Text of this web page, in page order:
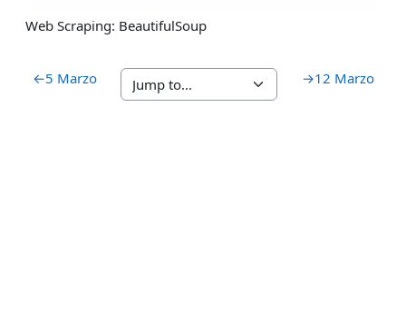
Web Scraping: BeautifulSoup
←5 Marzo →12 Marzo